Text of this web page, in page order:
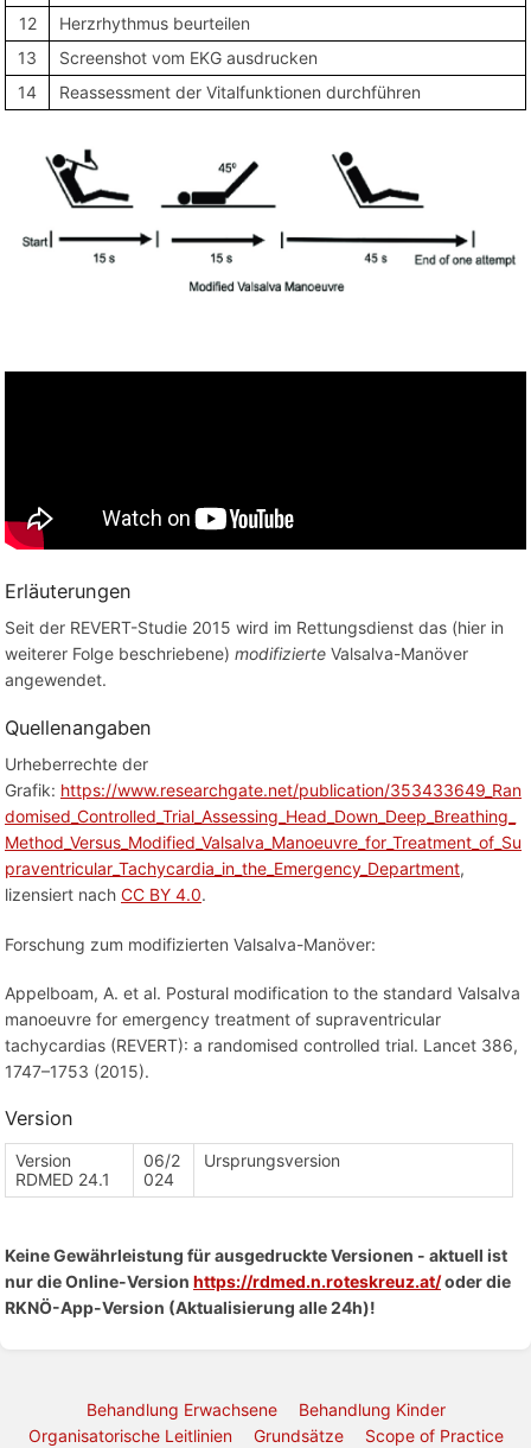
12
Herzrhythmus beurteilen
13
Screenshot vom EKG ausdrucken
14
Reassessment der Vitalfunktionen durchführen
Erläuterungen
Seit der REVERT-Studie 2015 wird im Rettungsdienst das (hier in
weiterer Folge beschriebene) modifizierte Valsalva-Manöver
angewendet.
Quellenangaben
Urheberrechte der
Grafik: https://www.researchgate.net/publication/353433649_Ran
domised_Controlled_Trial_Assessing_Head_Down_Deep_Breathing_
Method_Versus_Modified_Valsalva_Manoeuvre_for_Treatment_of_Su
praventricular_Tachycardia_in_the_Emergency_Department,
lizensiert nach CC BY 4.0.
Forschung zum modifizierten Valsalva-Manöver:
Appelboam, A. et al. Postural modification to the standard Valsalva
manoeuvre for emergency treatment of supraventricular
tachycardias (REVERT): a randomised controlled trial. Lancet 386,
1747–1753 (2015).
Version
Version
RDMED 24.1
06/2
024
Ursprungsversion
Keine Gewährleistung für ausgedruckte Versionen - aktuell ist
nur die Online-Version https://rdmed.n.roteskreuz.at/oder die
RKNÖ-App-Version (Aktualisierung alle 24h)!
Behandlung Erwachsene
Behandlung Kinder
Organisatorische Leitlinien
Grundsätze Scope of Practice